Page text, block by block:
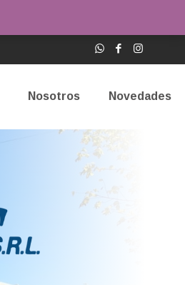
Nosotros Novedades